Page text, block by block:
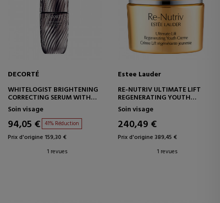
DECORTÉ
WHITELOGIST BRIGHTENING
CORRECTING SERUM WITH
KOJIC ACID
SÉRUM CORRECTEUR ET
ILLUMINATEUR
Soin visage
94,05 € 41% Réduction
Prix d'origine 159,30 €
1 revues
Estee Lauder
RE-NUTRIV ULTIMATE LIFT
REGENERATING YOUTH
CREME
CRÈME RÉGÉNÉRANTE ANTI-
ÂGE
Soin visage
240,49 €
Prix d'origine 389,45 €
1 revues